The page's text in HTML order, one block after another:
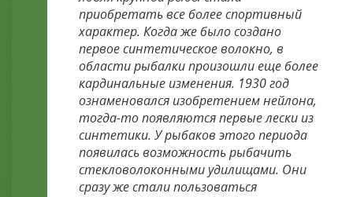
приобретать все более спортивный
характер. Когда же было создано
первое синтетическое волокно, в
области рыбалки произошли еще более
кардинальные изменения. 1930 год
ознаменовался изобретением нейлона,
тогда-то появляются первые лески из
синтетики. У рыбаков этого периода
появилась возможность рыбачить
стекловолоконными удилищами. Они
сразу же стали пользоваться